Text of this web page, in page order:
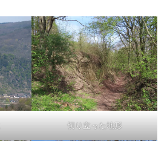
切り立った地形